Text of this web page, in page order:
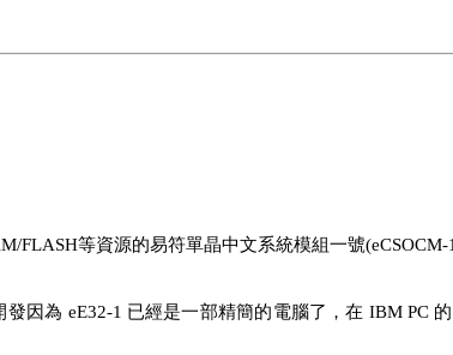
FLASH等資源的易符單晶中文系統模組一號(eCSOCM-
發因為 eE32-1 已經是一部精簡的電腦了，在 IBM